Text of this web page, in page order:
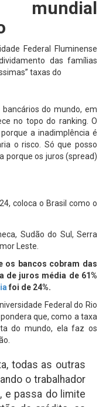
Federal Fluminense
das famílias
taxas do
do mundo, em
no topo do ranking. O
a inadimplência é
o risco. Só que posso
porque os juros (spread)
coloca o Brasil como o
Sudão do Sul, Serra
Leste.
os bancos cobram das
de juros média de 61%
foi de 24%.
Federal do Rio
que, como a taxa
do mundo, ela faz os
todas as outras
o trabalhador
e passa do limite